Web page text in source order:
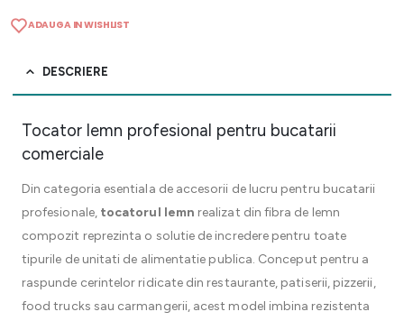
ADAUGA IN WISHLIST
DESCRIERE
Tocator lemn profesional pentru bucatarii
comerciale
Din categoria esentiala de accesorii de lucru pentru bucatarii
profesionale, tocatorul lemn realizat din fibra de lemn
compozit reprezinta o solutie de incredere pentru toate
tipurile de unitati de alimentatie publica. Conceput pentru a
raspunde cerintelor ridicate din restaurante, patiserii, pizzerii,
food trucks sau carmangerii, acest model imbina rezistenta